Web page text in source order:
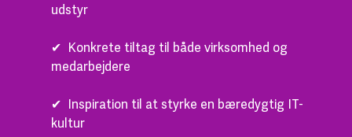
udstyr
✔︎ Konkrete tiltag til både virksomhed og
medarbejdere
✔︎ Inspiration til at styrke en bæredygtig IT-
kultur